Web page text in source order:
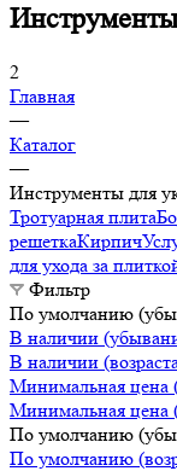
2
Главная
—
Каталог
—
Инструменты для
Тротуарная плита
решеткаКирпич
для ухода за
Фильтр
По умолчанию
В наличии
В наличии
Минимальная цена
Минимальная цена
По умолчанию
По умолчанию